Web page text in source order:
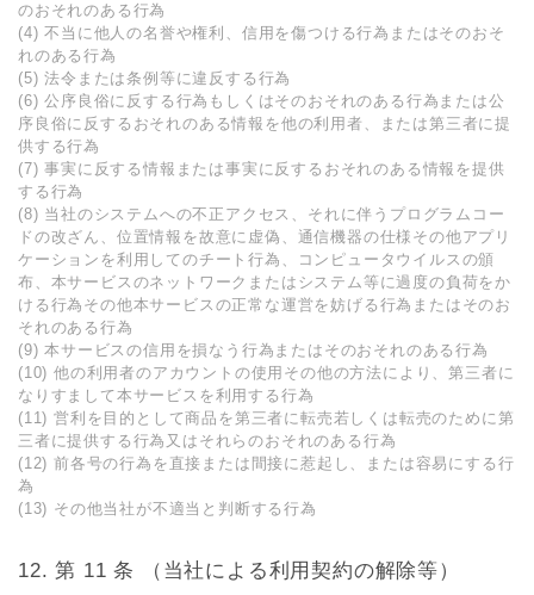
のおそれのある⾏為
(4) 不当に他⼈の名誉や権利、信⽤を傷つける⾏為またはそのおそ
れのある⾏為
(5) 法令または条例等に違反する⾏為
(6) 公序良俗に反する⾏為もしくはそのおそれのある⾏為または公
序良俗に反するおそれのある情報を他の利⽤者、または第三者に提
供する⾏為
(7) 事実に反する情報または事実に反するおそれのある情報を提供
する⾏為
(8) 当社のシステムへの不正アクセス、それに伴うプログラムコー
ドの改ざん、位置情報を故意に虚偽、通信機器の仕様その他アプリ
ケーションを利⽤してのチート⾏為、コンピュータウイルスの頒
布、本サービスのネットワークまたはシステム等に過度の負荷をか
ける⾏為その他本サービスの正常な運営を妨げる⾏為またはそのお
それのある⾏為
(9) 本サービスの信⽤を損なう⾏為またはそのおそれのある⾏為
(10) 他の利⽤者のアカウントの使⽤その他の⽅法により、第三者に
なりすまして本サービスを利⽤する⾏為
(11) 営利を目的として商品を第三者に転売若しくは転売のために第
三者に提供する行為又はそれらのおそれのある行為
(12) 前各号の⾏為を直接または間接に惹起し、または容易にする⾏
為
(13) その他当社が不適当と判断する⾏為
第 11 条 （当社による利⽤契約の解除等）